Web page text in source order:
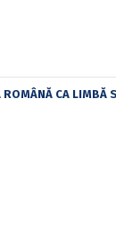
CA LIMBĂ